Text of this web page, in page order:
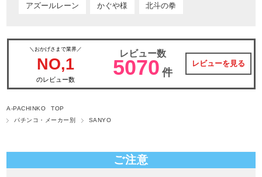
アズールレーン かぐや様 北斗の拳
＼おかげさまで業界／
NO,1
のレビュー数
レビュー数
5070 件
レビューを見る
A-PACHINKO TOP
パチンコ・メーカー別
SANYO
ご注意